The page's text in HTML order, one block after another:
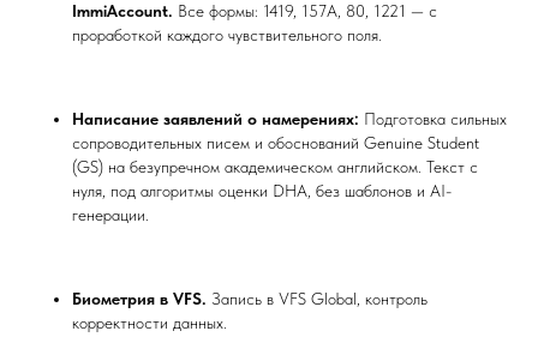
ImmiAccount. Все формы: 1419, 157A, 80, 1221 — с
проработкой каждого чувствительного поля.
Написание заявлений о намерениях: Подготовка сильных
сопроводительных писем и обоснований Genuine Student
(GS) на безупречном академическом английском. Текст с
нуля, под алгоритмы оценки DHA, без шаблонов и AI-
генерации.
Биометрия в VFS. Запись в VFS Global, контроль
корректности данных.